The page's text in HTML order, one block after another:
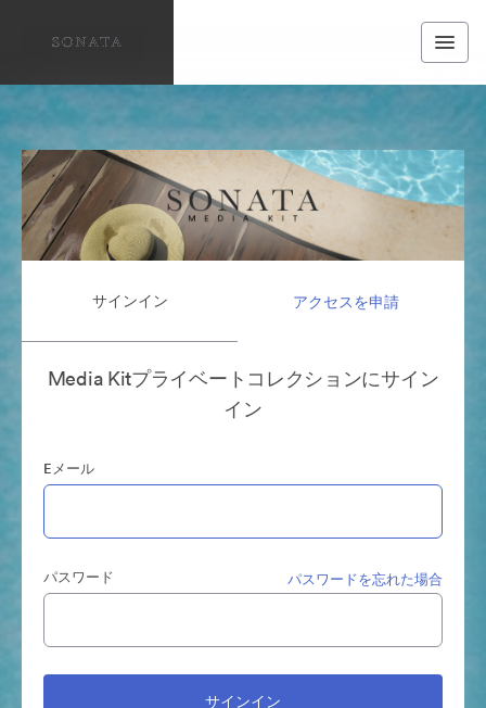
サインイン アクセスを申請
Media Kitプライベートコレクションにサイン
イン
Eメール
パスワード パスワードを忘れた場合